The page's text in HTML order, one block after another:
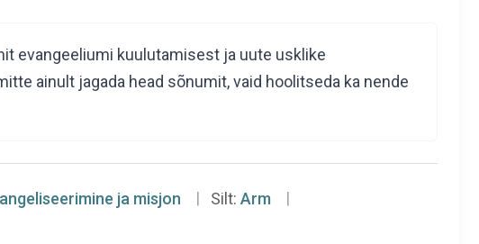
evangeeliumi kuulutamisest ja uute usklike
ainult jagada head sõnumit, vaid hoolitseda ka nende
ja misjon Silt: Arm